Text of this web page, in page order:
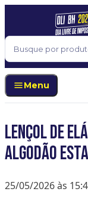
Pular para o
Buscar
Menu
Lençol De
Algodão
25/05/2026 às